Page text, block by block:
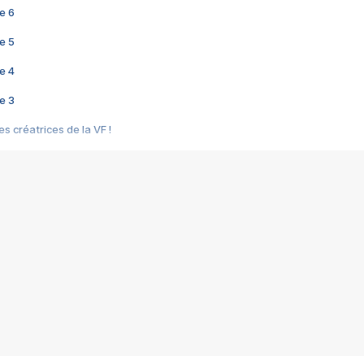
6
5
4
3
créatrices de la VF !